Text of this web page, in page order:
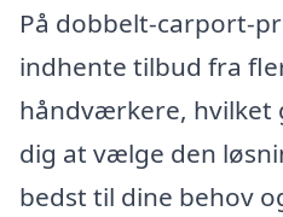
På dobbelt-carport-
indhente tilbud fra
håndværkere, hvilket
dig at vælge den
bedst til dine behov